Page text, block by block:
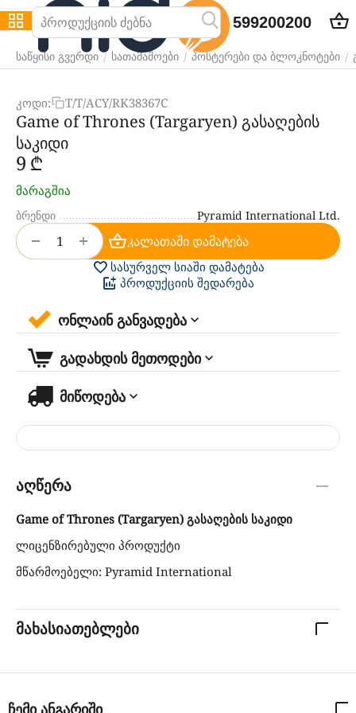
599200200
საწყისი გვერდი / სათამაშოები / პოსტერები და ბლოკნოტები /
კოდი: T/T/ACY/RK38367C
Game of Thrones (Targaryen) გასაღების
საკიდი
‍9‍ ₾
მარაგშია
ბრენდი Pyramid International Ltd.
+
− კალათაში დამატება
სასურველ სიაში დამატება
პროდუქციის შედარება
ონლაინ განვადება
გადახდის მეთოდები
მიწოდება
აღწერა
Game of Thrones (Targaryen) გასაღების საკიდი
ლიცენზირებული პროდუქტი
მწარმოებელი: Pyramid International
მახასიათებლები
ჩემი ანგარიში